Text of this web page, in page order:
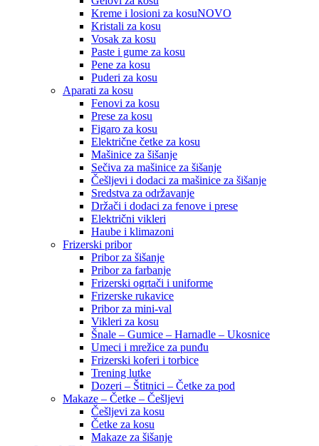
Kreme i losioni za kosuNOVO
Kristali za kosu
Vosak za kosu
Paste i gume za kosu
Pene za kosu
Puderi za kosu
Aparati za kosu
Fenovi za kosu
Prese za kosu
Figaro za kosu
Električne četke za kosu
Mašinice za šišanje
Sečiva za mašinice za šišanje
Češljevi i dodaci za mašinice za šišanje
Sredstva za održavanje
Držači i dodaci za fenove i prese
Električni vikleri
Haube i klimazoni
Frizerski pribor
Pribor za šišanje
Pribor za farbanje
Frizerski ogrtači i uniforme
Frizerske rukavice
Pribor za mini-val
Vikleri za kosu
Šnale – Gumice – Harnadle – Ukosnice
Umeci i mrežice za punđu
Frizerski koferi i torbice
Trening lutke
Dozeri – Štitnici – Četke za pod
Makaze – Četke – Češljevi
Češljevi za kosu
Četke za kosu
Makaze za šišanje